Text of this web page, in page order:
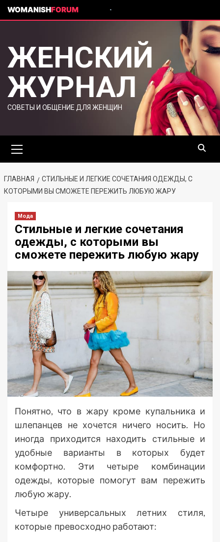
WOMANISHFORUM
ЖЕНСКИЙ
ЖУРНАЛ
СОВЕТЫ И ОБЩЕНИЕ ДЛЯ ЖЕНЩИН
ГЛАВНАЯ
СТИЛЬНЫЕ И ЛЕГКИЕ СОЧЕТАНИЯ ОДЕЖДЫ, С
КОТОРЫМИ ВЫ СМОЖЕТЕ ПЕРЕЖИТЬ ЛЮБУЮ ЖАРУ
Мода
Стильные и легкие сочетания
одежды, с которыми вы
сможете пережить любую жару
Понятно, что в жару кроме купальника и
шлепанцев не хочется ничего носить. Но
иногда приходится находить стильные и
удобные варианты в которых будет
комфортно. Эти четыре комбинации
одежды, которые помогут вам пережить
любую жару.
Четыре универсальных летних стиля,
которые превосходно работают: